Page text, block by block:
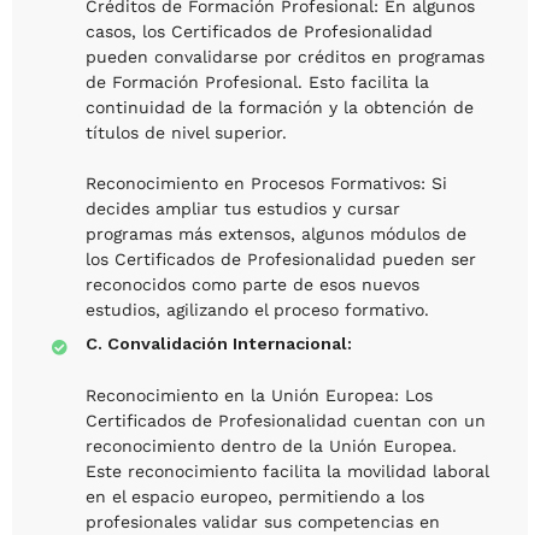
Créditos de Formación Profesional: En algunos
casos, los Certificados de Profesionalidad
pueden convalidarse por créditos en programas
de Formación Profesional. Esto facilita la
continuidad de la formación y la obtención de
títulos de nivel superior.
Reconocimiento en Procesos Formativos: Si
decides ampliar tus estudios y cursar
programas más extensos, algunos módulos de
los Certificados de Profesionalidad pueden ser
reconocidos como parte de esos nuevos
estudios, agilizando el proceso formativo.
C. Convalidación Internacional:
Reconocimiento en la Unión Europea: Los
Certificados de Profesionalidad cuentan con un
reconocimiento dentro de la Unión Europea.
Este reconocimiento facilita la movilidad laboral
en el espacio europeo, permitiendo a los
profesionales validar sus competencias en